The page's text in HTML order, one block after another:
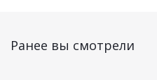
Ранее вы смотрели